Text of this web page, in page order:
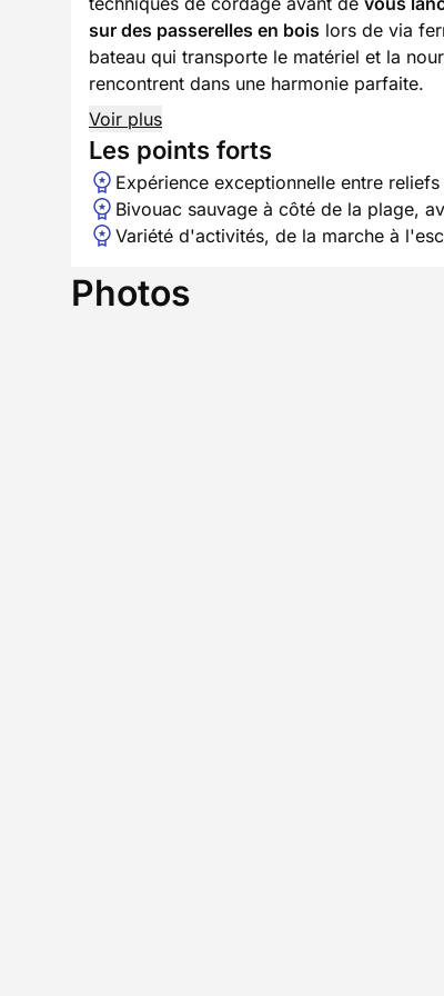
sur des passerelles en bois lors de via
bateau qui transporte le matériel et la
rencontrent dans une harmonie parfaite.
Voir plus
Les points forts
Expérience exceptionnelle entre
Bivouac sauvage à côté de la plage,
Variété d'activités, de la marche à
Photos